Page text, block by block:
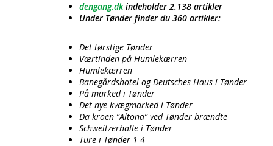
dengang.dkindeholder 2.138 artikler
Under Tønder finder du 360 artikler:
Det tørstige Tønder
Værtinden på Humlekærren
Humlekærren
Banegårdshotel og Deutsches Haus i Tønder
På marked i Tønder
Det nye kvægmarked i Tønder
Da kroen ”Altona” ved Tønder brændte
Schweitzerhalle i Tønder
Ture i Tønder 1-4